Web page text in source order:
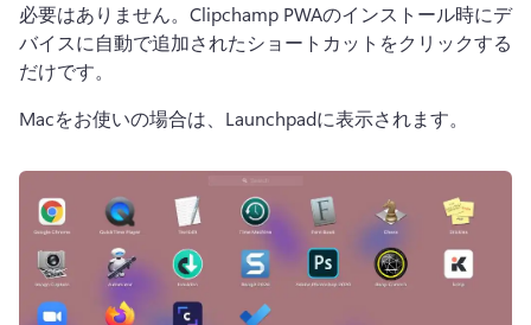
必要はありません。Clipchamp PWAのインストール時にデ
バイスに自動で追加されたショートカットをクリックする
だけです。
Macをお使いの場合は、Launchpadに表示されます。